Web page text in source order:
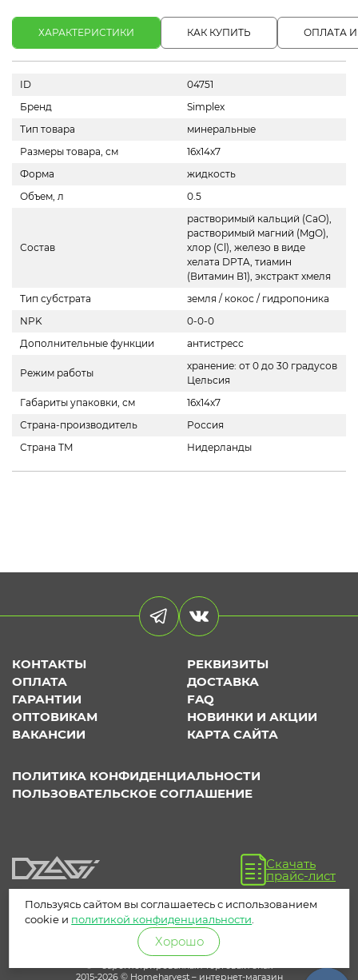
ХАРАКТЕРИСТИКИ КАК КУПИТЬ ОПЛАТА
ID
04751
Бренд
Simplex
Тип товара
минеральные
Размеры товара, см
16х14х7
Форма
жидкость
Объем, л
0.5
Состав
растворимый кальций (СаО),
растворимый магний (MgO),
хлор (Cl), железо в виде
хелата DPTA, тиамин
(Витамин В1), экстракт хмеля
Тип субстрата
земля / кокос / гидропоника
NPK
0-0-0
Дополнительные функции
антистресс
Режим работы
хранение: от 0 до 30 градусов
Цельсия
Габариты упаковки, см
16х14х7
Страна-производитель
Россия
Страна ТМ
Нидерланды
КОНТАКТЫ
РЕКВИЗИТЫ
ОПЛАТА
ДОСТАВКА
ГАРАНТИИ
FAQ
ОПТОВИКАМ
НОВИНКИ И АКЦИИ
ВАКАНСИИ
КАРТА САЙТА
ПОЛИТИКА КОНФИДЕНЦИАЛЬНОСТИ
ПОЛЬЗОВАТЕЛЬСКОЕ СОГЛАШЕНИЕ
Скачать
прайс-лист
® – зарегистрированный торговый знак
2015-2026 © Homeharvest – интернет-магазин
Пользуясь сайтом вы соглашаетесь с использованием
cookie и политикой конфиденциальности
Хорошо